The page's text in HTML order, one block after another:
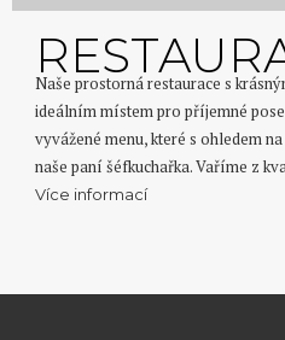
Naše prostorná restaurace s
ideálním místem pro příjemné
vyvážené menu, které s ohledem
naše paní šéfkuchařka. Vaříme z
Více informací